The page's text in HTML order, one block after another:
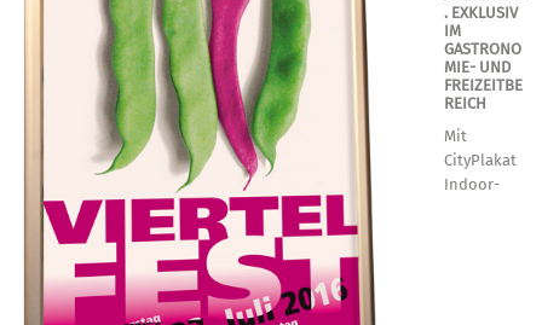
. EXKLUSIV
IM
GASTRONO
MIE- UND
FREIZEITBE
REICH
Mit
CityPlakat
Indoor-